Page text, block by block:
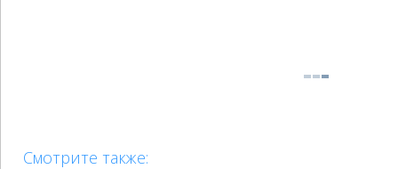
Смотрите также: